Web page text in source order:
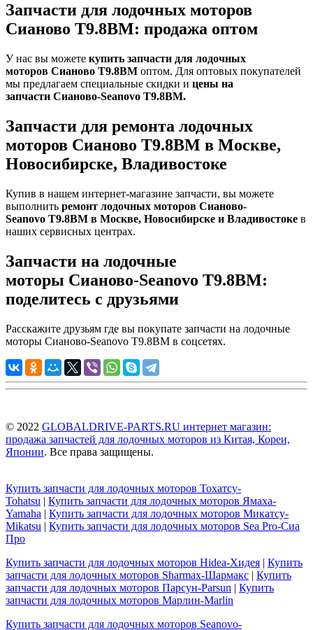
Запчасти для лодочных моторов
Сианово T9.8BM: продажа оптом
У нас вы можете купить запчасти для лодочных
моторов Сианово T9.8BM оптом. Для оптовых покупателей
мы предлагаем специальные скидки и цены на
запчасти Сианово-Seanovo T9.8BM.
Запчасти для ремонта лодочных
моторов Сианово T9.8BM в Москве,
Новосибирске, Владивостоке
Купив в нашем интернет-магазине запчасти, вы можете
выполнить ремонт лодочных моторов Сианово-
Seanovo T9.8BM в Москве, Новосибирске и Владивостоке в
наших сервисных центрах.
Запчасти на лодочные
моторы Сианово-Seanovo T9.8BM:
поделитесь с друзьями
Расскажите друзьям где вы покупате запчасти на лодочные
моторы Сианово-Seanovo T9.8BM в соцсетях.
© 2022 GLOBALDRIVE-PARTS.RU интернет магазин:
продажа запчастей для лодочных моторов из Китая, Кореи,
Японии. Все права защищены.
Купить запчасти для лодочных моторов Тохатсу-
Tohatsu | Купить запчасти для лодочных моторов Ямаха-
Yamaha | Купить запчасти для лодочных моторов Микатсу-
Mikatsu | Купить запчасти для лодочных моторов Sea Pro-Сиа
Про
Купить запчасти для лодочных моторов Hidea-Хидея | Купить
запчасти для лодочных моторов Sharmax-Шармакс | Купить
запчасти для лодочных моторов Парсун-Parsun | Купить
запчасти для лодочных моторов Марлин-Marlin
Купить запчасти для лодочных моторов Seanovo-